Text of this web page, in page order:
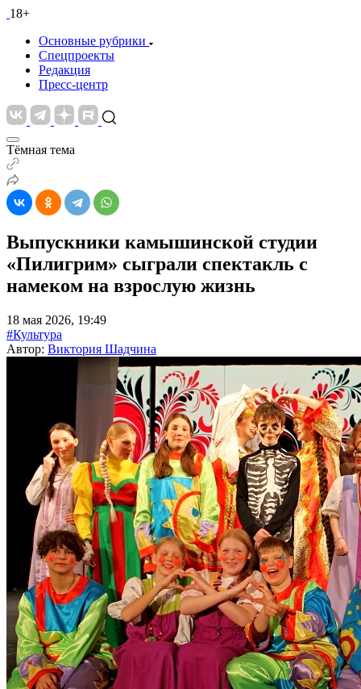
18+
Основные рубрики
Спецпроекты
Редакция
Пресс-центр
Тёмная тема
Выпускники камышинской студии
«Пилигрим» сыграли спектакль с
намеком на взрослую жизнь
18 мая 2026, 19:49
#Культура
Автор: Виктория Шадчина